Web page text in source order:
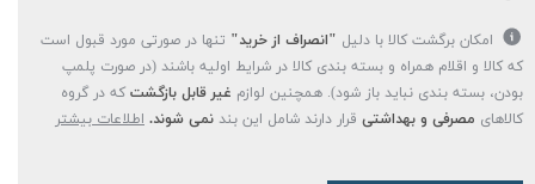
امکان برگشت کالا با دلیل "انصراف از خرید" تنها در صورتی مورد قبول است
که کالا و اقلام همراه و بسته بندی کالا در شرایط اولیه باشند (در صورت پلمپ
بودن، بسته بندی نباید باز شود). همچنین لوازم غیر قابل بازگشت که در گروه
کالاهای مصرفی و بهداشتی قرار دارند شامل این بند نمی شوند. اطلاعات بیشتر